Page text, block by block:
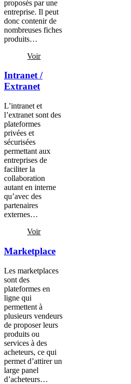
proposés par une
entreprise. Il peut
donc contenir de
nombreuses fiches
produits…
Voir
Intranet /
Extranet
L’intranet et
l’extranet sont des
plateformes
privées et
sécurisées
permettant aux
entreprises de
faciliter la
collaboration
autant en interne
qu’avec des
partenaires
externes…
Voir
Marketplace
Les marketplaces
sont des
plateformes en
ligne qui
permettent à
plusieurs vendeurs
de proposer leurs
produits ou
services à des
acheteurs, ce qui
permet d’attirer un
large panel
d’acheteurs…